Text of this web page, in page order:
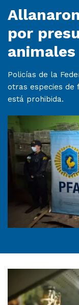
por
animales
Policías de la
otras especies de
está prohibida.